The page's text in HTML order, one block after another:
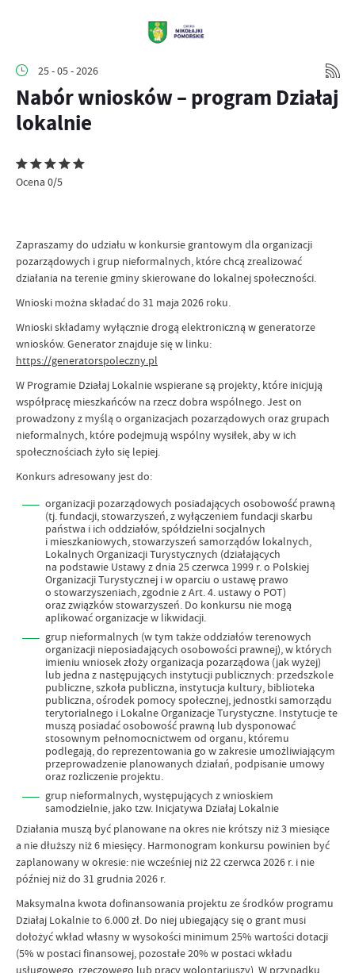
25 - 05 - 2026
Nabór wniosków – program Działaj
lokalnie
Ocena 0/5
Zapraszamy do udziału w konkursie grantowym dla organizacji
pozarządowych i grup nieformalnych, które chcą zrealizować
działania na terenie gminy skierowane do lokalnej społeczności.
Wnioski można składać do 31 maja 2026 roku.
Wnioski składamy wyłącznie drogą elektroniczną w generatorze
wniosków. Generator znajduje się w linku:
https://generatorspoleczny.pl
W Programie Działaj Lokalnie wspierane są projekty, które inicjują
współpracę mieszkańców na rzecz dobra wspólnego. Jest on
prowadzony z myślą o organizacjach pozarządowych oraz grupach
nieformalnych, które podejmują wspólny wysiłek, aby w ich
społecznościach żyło się lepiej.
Konkurs adresowany jest do:
organizacji pozarządowych posiadających osobowość prawną
(tj. fundacji, stowarzyszeń, z wyłączeniem fundacji skarbu
państwa i ich oddziałów, spółdzielni socjalnych
i mieszkaniowych, stowarzyszeń samorządów lokalnych,
Lokalnych Organizacji Turystycznych (działających
na podstawie Ustawy z dnia 25 czerwca 1999 r. o Polskiej
Organizacji Turystycznej i w oparciu o ustawę prawo
o stowarzyszeniach, zgodnie z Art. 4. ustawy o POT)
oraz związków stowarzyszeń. Do konkursu nie mogą
aplikować organizacje w likwidacji.
grup nieformalnych (w tym także oddziałów terenowych
organizacji nieposiadających osobowości prawnej), w których
imieniu wniosek złoży organizacja pozarządowa (jak wyżej)
lub jedna z następujących instytucji publicznych: przedszkole
publiczne, szkoła publiczna, instytucja kultury, biblioteka
publiczna, ośrodek pomocy społecznej, jednostki samorządu
terytorialnego i Lokalne Organizacje Turystyczne. Instytucje te
muszą posiadać osobowość prawną lub dysponować
stosownym pełnomocnictwem od organu, któremu
podlegają, do reprezentowania go w zakresie umożliwiającym
przeprowadzenie planowanych działań, podpisanie umowy
oraz rozliczenie projektu.
grup nieformalnych, występujących z wnioskiem
samodzielnie, jako tzw. Inicjatywa Działaj Lokalnie
Działania muszą być planowane na okres nie krótszy niż 3 miesiące
a nie dłuższy niż 6 miesięcy. Harmonogram konkursu powinien być
zaplanowany w okresie: nie wcześniej niż 22 czerwca 2026 r. i nie
później niż do 31 grudnia 2026 r.
Maksymalna kwota dofinansowania projektu ze środków programu
Działaj Lokalnie to 6.000 zł. Do niej ubiegający się o grant musi
dołożyć wkład własny w wysokości minimum 25% wartości dotacji
(5% w postaci finansowej, pozostałe 20% w postaci wkładu
usługowego, rzeczowego lub pracy wolontariuszy). W przypadku